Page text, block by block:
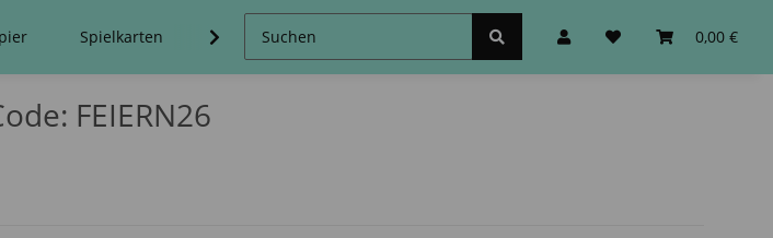
0,00 €
Spielkarten Stopfmaschinen Zubehör&Sonstiges
FEIERN26